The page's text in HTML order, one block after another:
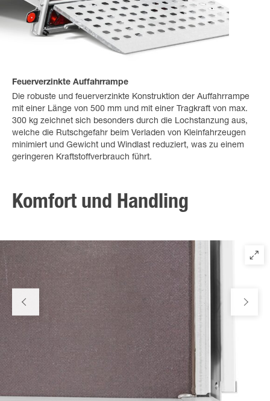
Feuerverzinkte Auffahrrampe
Die robuste und feuerverzinkte Konstruktion der Auffahrrampe
mit einer Länge von 500 mm und mit einer Tragkraft von max.
300 kg zeichnet sich besonders durch die Lochstanzung aus,
welche die Rutschgefahr beim Verladen von Kleinfahrzeugen
minimiert und Gewicht und Windlast reduziert, was zu einem
geringeren Kraftstoffverbrauch führt.
Komfort und Handling